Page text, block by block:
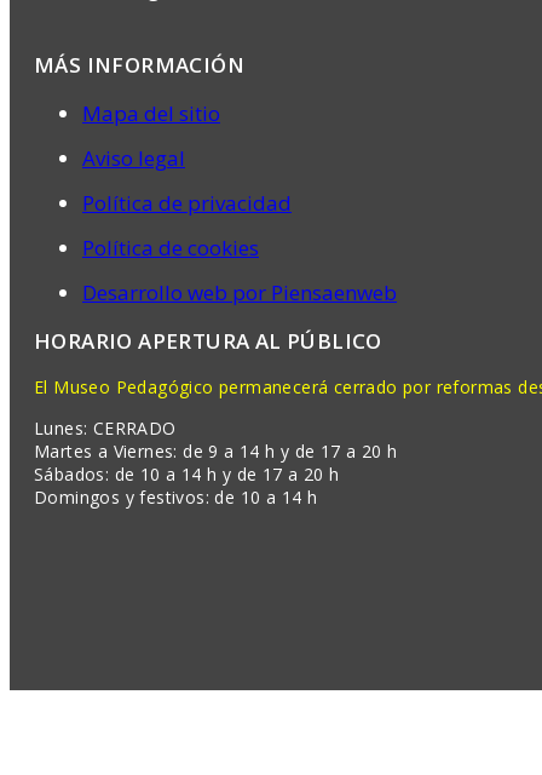
MÁS INFORMACIÓN
Mapa del sitio
Aviso legal
Política de privacidad
Política de cookies
Desarrollo web por Piensaenweb
HORARIO APERTURA AL PÚBLICO
El Museo Pedagógico permanecerá cerrado por reformas
Lunes: CERRADO
Martes a Viernes: de 9 a 14 h y de 17 a 20 h
Sábados: de 10 a 14 h y de 17 a 20 h
Domingos y festivos: de 10 a 14 h